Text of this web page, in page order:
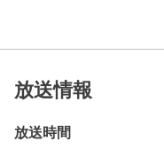
放送情報
放送時間